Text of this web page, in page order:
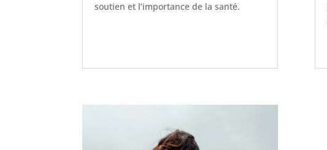
soutien et l’importance de la santé.